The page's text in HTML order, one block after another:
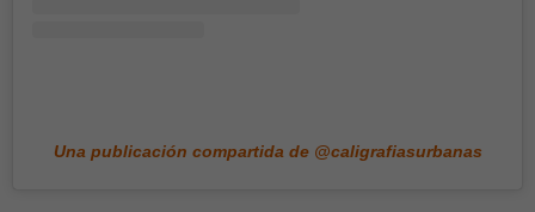
Una publicación compartida de @caligrafiasurbanas